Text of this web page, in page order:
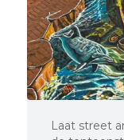
Laat street